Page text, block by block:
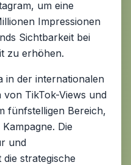
um eine
Impressionen
Sichtbarkeit bei
zu erhöhen.
in der internationalen
TikTok-Views und
fünfstelligen Bereich,
Die
und
strategische